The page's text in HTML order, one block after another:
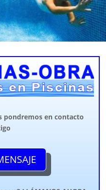
pondremos en contacto